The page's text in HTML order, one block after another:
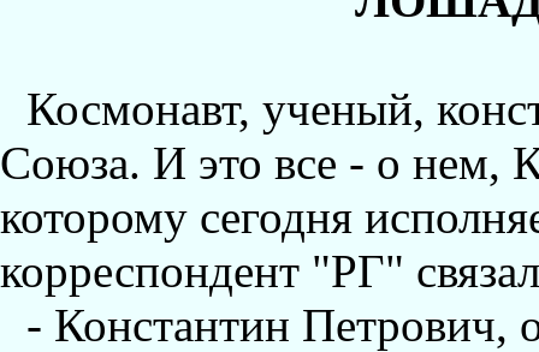
Космонавт, ученый,
Союза. И это все - о нем,
которому сегодня
корреспондент "РГ"
- Константин Петрович,